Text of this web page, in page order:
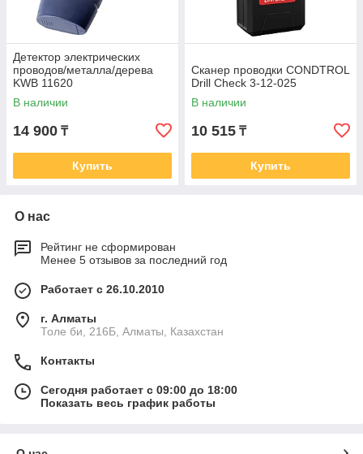
Детектор электрических
проводов/металла/дерева
KWB 11620
В наличии
14 900 ₸
Купить
Сканер проводки CONDTROL
Drill Check 3-12-025
В наличии
10 515 ₸
Купить
О нас
Рейтинг не сформирован
Менее 5 отзывов за последний год
Работает с 26.10.2010
г. Алматы
Толе би, 216Б, Алматы, Казахстан
Контакты
Сегодня работает с 09:00 до 18:00
Показать весь график работы